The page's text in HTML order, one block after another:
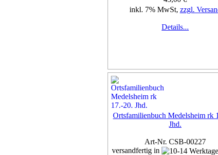
inkl. 7% MwSt, zzgl.
Details...
Ortsfamilienbuch Medelsheim rk
Jhd.
Art-Nr. CSB-00227
versandfertig in